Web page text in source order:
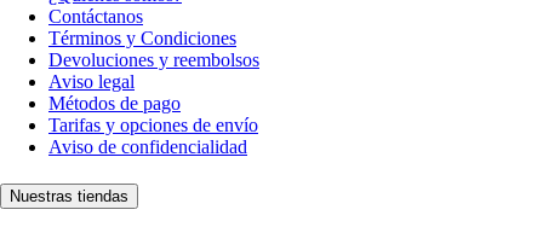
Contáctanos
Términos y Condiciones
Devoluciones y reembolsos
Aviso legal
Métodos de pago
Tarifas y opciones de envío
Aviso de confidencialidad
Nuestras tiendas